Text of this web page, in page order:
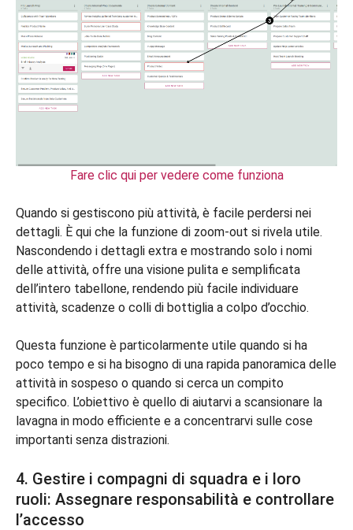
Fare clic qui per vedere come funziona
Quando si gestiscono più attività, è facile perdersi nei
dettagli. È qui che la funzione di zoom-out si rivela utile.
Nascondendo i dettagli extra e mostrando solo i nomi
delle attività, offre una visione pulita e semplificata
dell’intero tabellone, rendendo più facile individuare
attività, scadenze o colli di bottiglia a colpo d’occhio.
Questa funzione è particolarmente utile quando si ha
poco tempo e si ha bisogno di una rapida panoramica delle
attività in sospeso o quando si cerca un compito
specifico. L’obiettivo è quello di aiutarvi a scansionare la
lavagna in modo efficiente e a concentrarvi sulle cose
importanti senza distrazioni.
4. Gestire i compagni di squadra e i loro
ruoli: Assegnare responsabilità e controllare
l’accesso